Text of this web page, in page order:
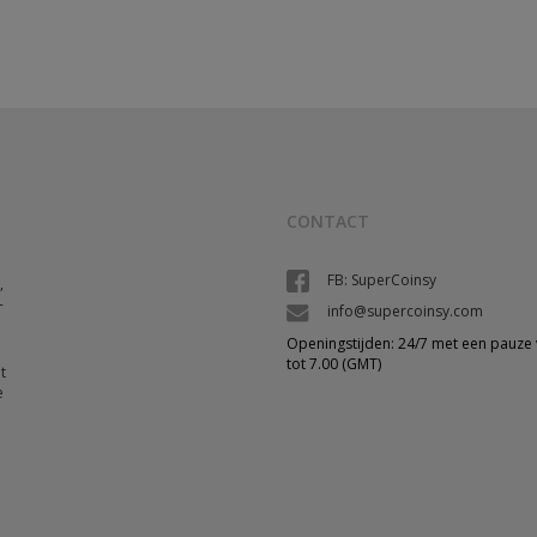
CONTACT
FB: SuperCoinsy
info@supercoinsy.com
Openingstijden: 24/7 met een pauze
tot 7.00 (GMT)